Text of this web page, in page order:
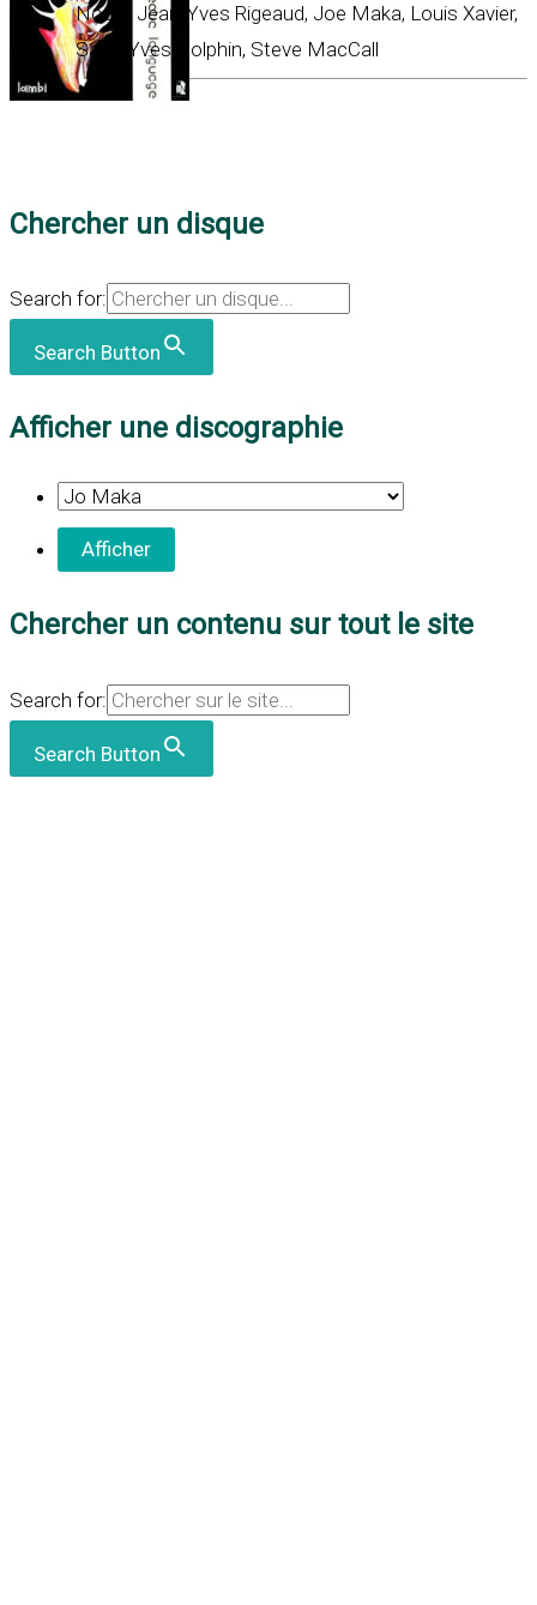
Nouel, Jean-Yves Rigeaud, Joe Maka, Louis Xavier,
Saint-Yves Dolphin, Steve MacCall
Chercher un disque
Search for:
Search Button
Afficher une discographie
Chercher un contenu sur tout le site
Search for:
Search Button